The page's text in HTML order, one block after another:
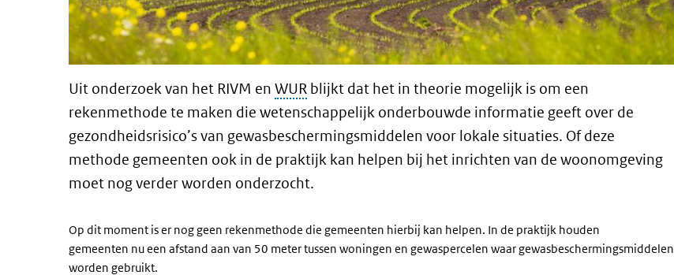
Uit onderzoek van het RIVM en WUR blijkt dat het in theorie mogelijk is om een
rekenmethode te maken die wetenschappelijk onderbouwde informatie geeft over de
gezondheidsrisico’s van gewasbeschermingsmiddelen voor lokale situaties. Of deze
methode gemeenten ook in de praktijk kan helpen bij het inrichten van de woonomgeving
moet nog verder worden onderzocht.
Op dit moment is er nog geen rekenmethode die gemeenten hierbij kan helpen. In de praktijk houden
gemeenten nu een afstand aan van 50 meter tussen woningen en gewaspercelen waar gewasbeschermingsmiddelen
worden gebruikt.